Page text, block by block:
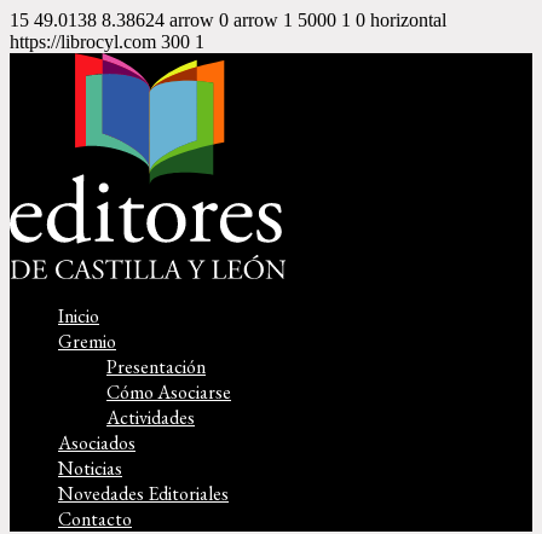
15 49.0138 8.38624 arrow 0 arrow 1 5000 1 0 horizontal
https://librocyl.com 300 1
Inicio
Gremio
Presentación
Cómo Asociarse
Actividades
Asociados
Noticias
Novedades Editoriales
Contacto